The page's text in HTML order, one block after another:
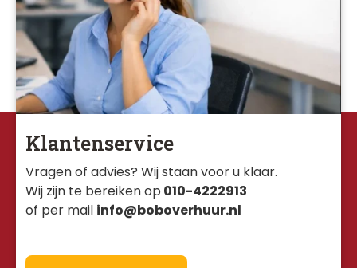
Klantenservice
Vragen of advies? Wij staan voor u klaar.
Wij zijn te bereiken op 010-4222913
of per mail info@boboverhuur.nl